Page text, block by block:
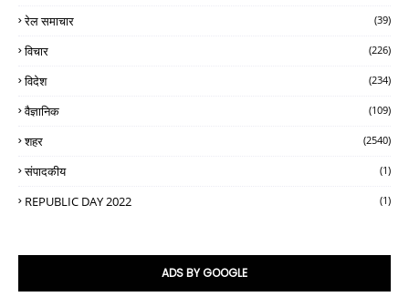
रेल समाचार (39)
विचार (226)
विदेश (234)
वैज्ञानिक (109)
शहर (2540)
संपादकीय (1)
REPUBLIC DAY 2022 (1)
ADS BY GOOGLE